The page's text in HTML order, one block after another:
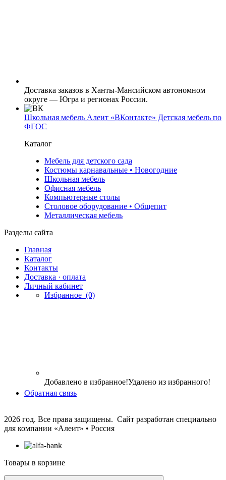
Доставка заказов в Ханты-Мансийском автономном
округе — Югра и регионах России.
Школьная мебель Алеит «ВКонтакте» Детская мебель по
ФГОС
Каталог
Мебель для детского сада
Костюмы карнавальные • Новогодние
Школьная мебель
Офисная мебель
Компьютерные столы
Столовое оборудование • Общепит
Металлическая мебель
Разделы сайта
Главная
Каталог
Контакты
Доставка · оплата
Личный кабинет
Избранное (0)
Добавлено в избранное!Удалено из избранного!
Обратная связь
2026 год. Все права защищены. Сайт разработан специально
для компании «Алеит» • Россия
Товары в корзине